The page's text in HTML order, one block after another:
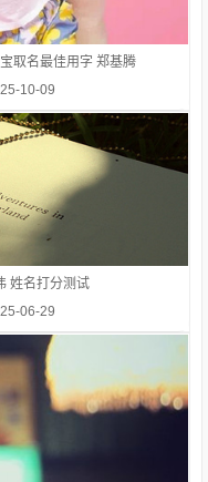
取名最佳用字 郑基腾
10-09
首为：水、金、玉、
氏孙的笔画数是 10字
。跟孙子同辈的亲属：
姓名打分测试
06-29
朋 为通过偏旁部首
首为：水、金、玉、
氏郑的笔画数是 19字
今河南省新郑县一带：
观实际的人）